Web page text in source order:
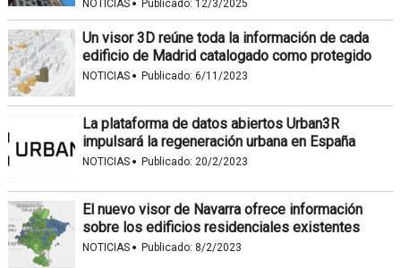
NOTICIAS Publicado: 12/3/2025
Un visor 3D reúne toda la información de cada
edificio de Madrid catalogado como protegido
NOTICIAS · Publicado: 6/11/2023
La plataforma de datos abiertos Urban3R
impulsará la regeneración urbana en España
NOTICIAS · Publicado: 20/2/2023
El nuevo visor de Navarra ofrece información
sobre los edificios residenciales existentes
NOTICIAS · Publicado: 8/2/2023